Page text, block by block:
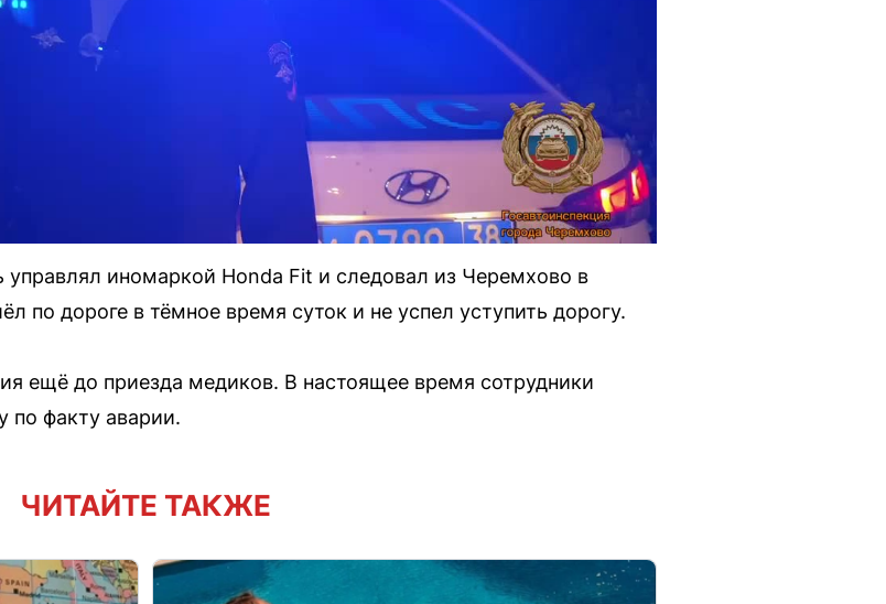
управлял иномаркой Honda Fit и следовал из Черемхово в
дороге в тёмное время суток и не успел уступить дорогу.
ещё до приезда медиков. В настоящее время сотрудники
по факту аварии.
ЧИТАЙТЕ ТАКЖЕ